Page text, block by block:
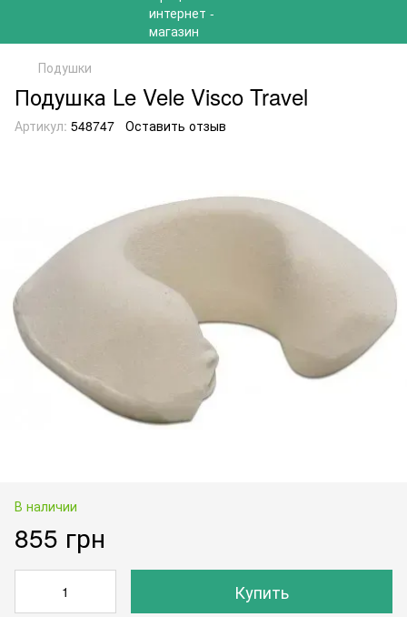
Подушки
Подушка Le Vele Visco Travel
Артикул: 548747 Оставить отзыв
В наличии
855 грн
Купить